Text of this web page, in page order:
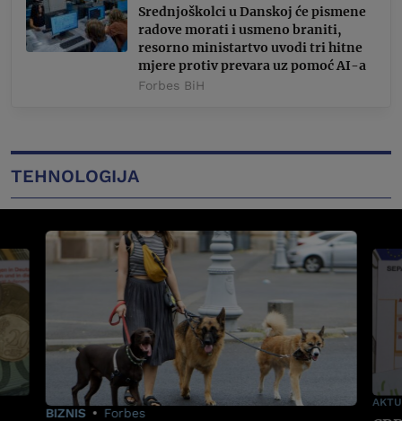
Srednjoškolci u Danskoj će pismene
radove morati i usmeno braniti,
resorno ministartvo uvodi tri hitne
mjere protiv prevara uz pomoć AI-a
Forbes BiH
TEHNOLOGIJA
BIZNIS Forbes